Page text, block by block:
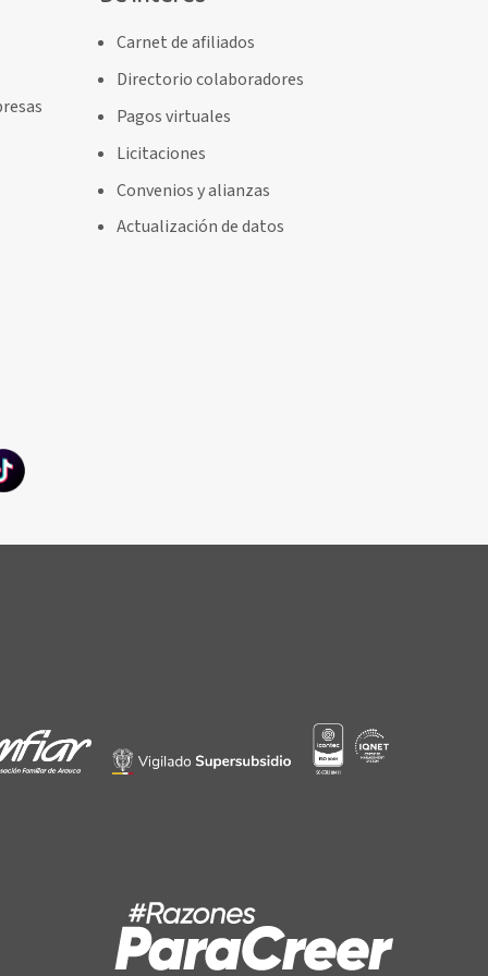
Carnet de afiliados
Directorio colaboradores
Pagos virtuales
Licitaciones
Convenios y alianzas
Actualización de datos